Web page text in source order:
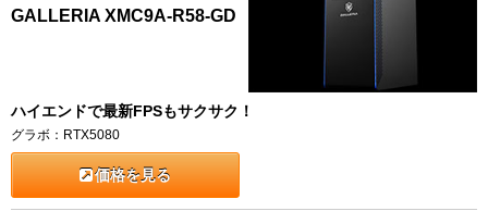
GALLERIA XMC9A-R58-GD
ハイエンドで最新FPSもサクサク！
グラボ：RTX5080
価格を見る